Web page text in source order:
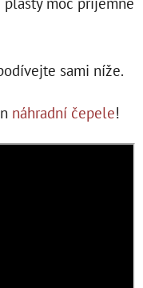
sami níže.
náhradní čepele!